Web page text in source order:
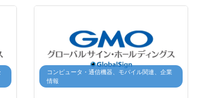
コンピュータ・通信機器、モバイル関連、企業
情報